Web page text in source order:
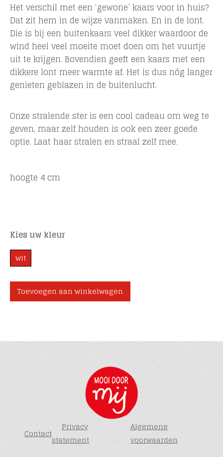
Het verschil met een ‘gewone’ kaars voor in huis?
Dat zit hem in de wijze vanmaken. En in de lont.
Die is bij een buitenkaars veel dikker waardoor de
wind heel veel moeite moet doen om het vuurtje
uit te krijgen. Bovendien geeft een kaars met een
dikkere lont meer warmte af. Het is dus nóg langer
genieten geblazen in de buitenlucht.
Onze stralende ster is een cool cadeau om weg te
geven, maar zelf houden is ook een zeer goede
optie. Laat haar stralen en straal zelf mee.
hoogte 4 cm
Kies uw kleur
wit
Toevoegen aan winkelwagen
Contact
Privacy
statement
Algemene
voorwaarden